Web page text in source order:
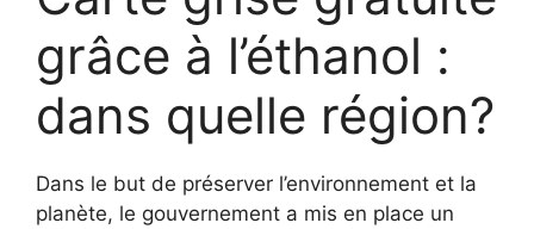
grâce à l’éthanol :
dans quelle région?
Dans le but de préserver l’environnement et la
planète, le gouvernement a mis en place un